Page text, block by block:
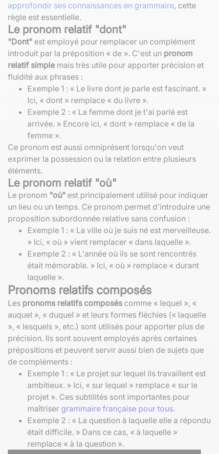
approfondir ses connaissances en grammaire, cette
règle est essentielle.
Le pronom relatif "dont"
"Dont" est employé pour remplacer un complément
introduit par la préposition « de ». C'est un pronom
relatif simple mais très utile pour apporter précision et
fluidité aux phrases :
Exemple 1 : « Le livre dont je parle est fascinant. »
Ici, « dont » remplace « du livre ».
Exemple 2 : « La femme dont je t'ai parlé est
arrivée. » Encore ici, « dont » remplace « de la
femme ».
Ce pronom est aussi omniprésent lorsqu'on veut
exprimer la possession ou la relation entre plusieurs
éléments.
Le pronom relatif "où"
Le pronom "où" est principalement utilisé pour indiquer
un lieu ou un temps. Ce pronom permet d'introduire une
proposition subordonnée relative sans confusion :
Exemple 1 : « La ville où je suis né est merveilleuse.
» Ici, « où » vient remplacer « dans laquelle ».
Exemple 2 : « L'année où ils se sont rencontrés
était mémorable. » Ici, « où » remplace « durant
laquelle ».
Pronoms relatifs composés
Les pronoms relatifs composés comme « lequel », «
auquel », « duquel » et leurs formes fléchies (« laquelle
», « lesquels », etc.) sont utilisés pour apporter plus de
précision. Ils sont souvent employés après certaines
prépositions et peuvent servir aussi bien de sujets que
de compléments :
Exemple 1 : « Le projet sur lequel ils travaillent est
ambitieux. » Ici, « sur lequel » remplace « sur le
projet ». Ces subtilités sont importantes pour
maîtriser grammaire française pour tous.
Exemple 2 : « La question à laquelle elle a répondu
était difficile. » Dans ce cas, « à laquelle »
remplace « à la question ».